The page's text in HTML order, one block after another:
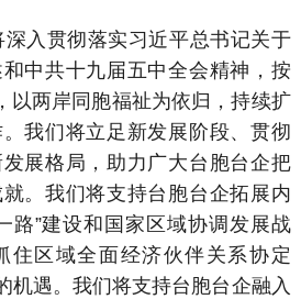
入贯彻落实习近平总书记关于
中共十九届五中全会精神，按
以两岸同胞福祉为依归，持续扩
我们将立足新发展阶段、贯彻
展格局，助力广大台胞台企把
。我们将支持台胞台企拓展内
路”建设和国家区域协调发展战
住区域全面经济伙伴关系协定
机遇。我们将支持台胞台企融入